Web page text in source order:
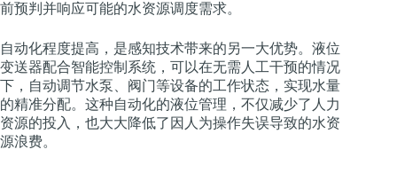
前预判并响应可能的水资源调度需求。
自动化程度提高，是感知技术带来的另一大优势。液位
变送器配合智能控制系统，可以在无需人工干预的情况
下，自动调节水泵、阀门等设备的工作状态，实现水量
的精准分配。这种自动化的液位管理，不仅减少了人力
资源的投入，也大大降低了因人为操作失误导致的水资
源浪费。